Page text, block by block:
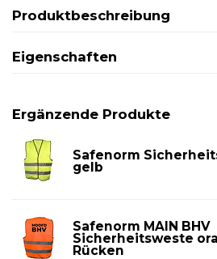
Produktbeschreibung
Eigenschaften
Ergänzende Produkte
Safenorm
gelb
Safenorm MAIN BHV
Sicherheitsweste
Rücken